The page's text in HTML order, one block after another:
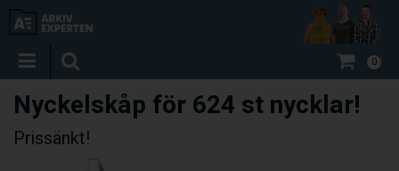
0
Nyckelskåp för 624 st nycklar!
Prissänkt!